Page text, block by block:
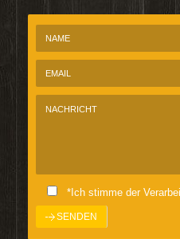
*Ich stimme der